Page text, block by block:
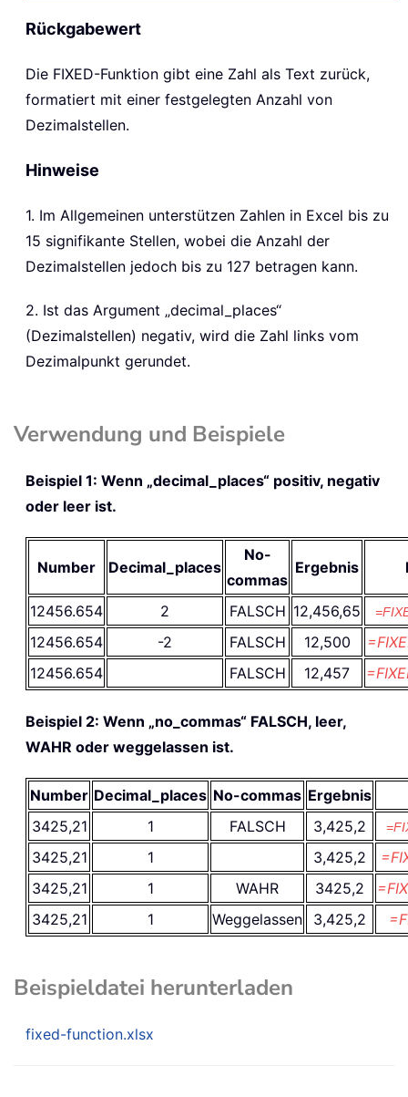
Rückgabewert
Die FIXED-Funktion gibt eine Zahl als Text zurück,
formatiert mit einer festgelegten Anzahl von
Dezimalstellen.
Hinweise
1. Im Allgemeinen unterstützen Zahlen in Excel bis zu
15 signifikante Stellen, wobei die Anzahl der
Dezimalstellen jedoch bis zu 127 betragen kann.
2. Ist das Argument „decimal_places“
(Dezimalstellen) negativ, wird die Zahl links vom
Dezimalpunkt gerundet.
Verwendung und Beispiele
Beispiel 1: Wenn „decimal_places“ positiv, negativ
oder leer ist.
Number Decimal_places
No-
commas
Ergebnis
12456.654 2 FALSCH 12,456,65
12456.654 -2 FALSCH 12,500
12456.654
FALSCH 12,457
Beispiel 2: Wenn „no_commas“ FALSCH, leer,
WAHR oder weggelassen ist.
Number Decimal_places No-commas Ergebnis
3425,21
1 FALSCH 3,425,2
3425,21 1 3,425,2
3425,21
1 WAHR 3425,2
3425,21
1 Weggelassen 3,425,2
Beispieldatei herunterladen
fixed-function.xlsx